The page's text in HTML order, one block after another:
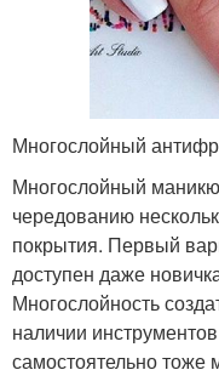
Многослойный
Многослойный
чередованию
покрытия. Первый
доступен даже
Многослойность
наличии
самостоятельно тоже